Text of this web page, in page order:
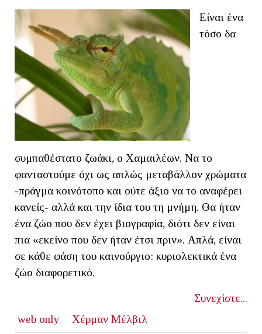
Είναι ένα
τόσο δα
συμπαθέστατο ζωάκι, ο Χαμαιλέων. Να το
φανταστούμε όχι ως απλώς μεταβάλλον χρώματα
-πράγμα κοινότοπο και ούτε άξιο να το αναφέρει
κανείς- αλλά και την ίδια του τη μνήμη. Θα ήταν
ένα ζώο που δεν έχει βιογραφία, διότι δεν είναι
πια «εκείνο που δεν ήταν έτσι πριν». Απλά, είναι
σε κάθε φάση του καινούργιο: κυριολεκτικά ένα
ζώο διαφορετικό.
Συνεχίστε...
web only
Χέρμαν Μέλβιλ